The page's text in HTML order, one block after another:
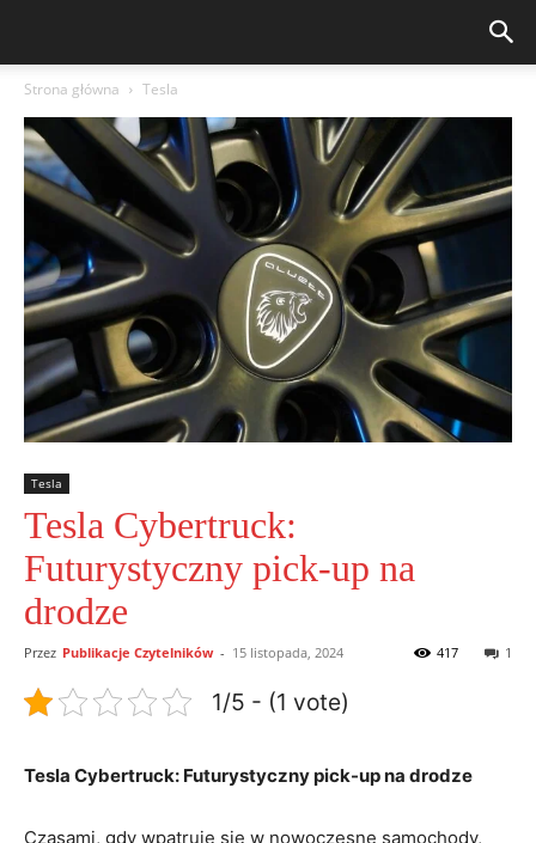
Strona główna Tesla
Tesla
Tesla Cybertruck:
Futurystyczny pick-up na
drodze
Przez Publikacje Czytelników - 15 listopada, 2024 1
417
1/5 - (1 vote)
Tesla Cybertruck: Futurystyczny⁢ pick-up na ⁣drodze
Czasami, gdy​ wpatruję się w nowoczesne samochody,